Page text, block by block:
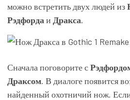
можно встретить двух людей из
Рэдфорда и Дракса.
Сначала поговорите с
Драксом. В диалоге появится
найденный охотничий нож.